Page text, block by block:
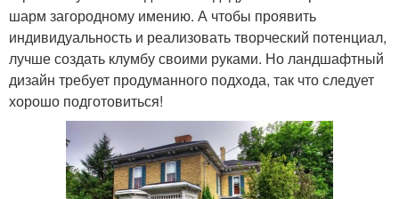
шарм загородному имению. А чтобы проявить
индивидуальность и реализовать творческий потенциал,
лучше создать клумбу своими руками. Но ландшафтный
дизайн требует продуманного подхода, так что следует
хорошо подготовиться!